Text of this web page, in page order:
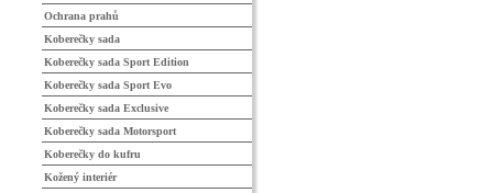
Ochrana prahů
Koberečky sada
Koberečky sada Sport Edition
Koberečky sada Sport Evo
Koberečky sada Exclusive
Koberečky sada Motorsport
Koberečky do kufru
Kožený interiér